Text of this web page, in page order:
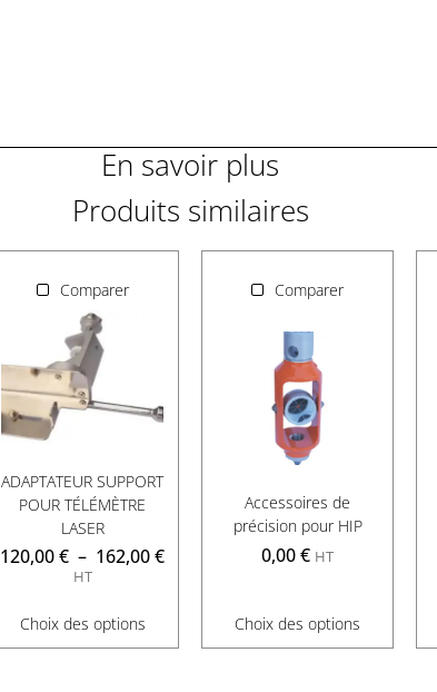
En savoir plus
Produits similaires
Comparer
ADAPTATEUR SUPPORT
POUR TÉLÉMÈTRE
LASER
120,00€ – 162,00€
HT
Choix des options
Comparer
Accessoires de
précision pour HIP
0,00€ HT
Choix des options